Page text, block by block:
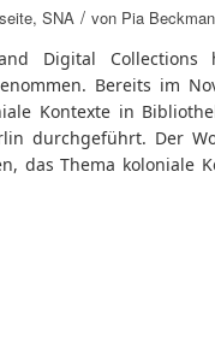
, SNA / von Pia
and Digital
Bereits im
Kontexte in
durchgeführt. Der
das Thema koloniale